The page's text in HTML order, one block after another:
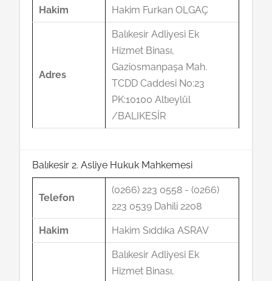
Hakim Hakim Furkan OLGAÇ
Adres
Balıkesir Adliyesi Ek
Hizmet Binası,
Gaziosmanpaşa Mah.
TCDD Caddesi No:23
PK:10100 Altıeylül
/BALIKESİR
Balıkesir 2. Asliye Hukuk Mahkemesi
Telefon
(0266) 223 0558 - (0266)
223 0539 Dahili 2208
Hakim Hakim Sıddıka ASRAV
Balıkesir Adliyesi Ek
Hizmet Binası,